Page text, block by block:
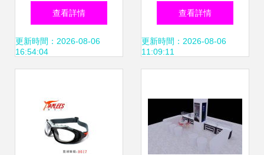
Govision Pro 2 智
能眼鏡深度體驗
查看詳情
更新時間：2026-08-06
16:54:04
摸魚小幫手 聲闊智
能眼鏡
查看詳情
更新時間：2026-08-06
11:09:11